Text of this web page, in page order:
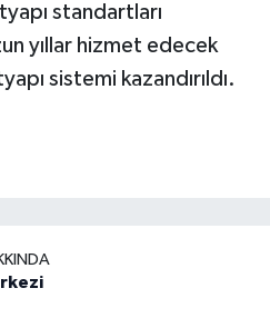
standartları
yıllar hizmet edecek
sistemi kazandırıldı.